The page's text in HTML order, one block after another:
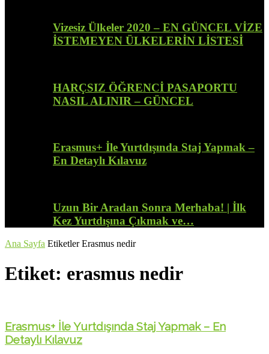
Vizesiz Ülkeler 2020 – EN GÜNCEL VİZE
İSTEMEYEN ÜLKELERİN LİSTESİ
HARÇSIZ ÖĞRENCİ PASAPORTU
NASIL ALINIR – GÜNCEL
Erasmus+ İle Yurtdışında Staj Yapmak –
En Detaylı Kılavuz
Uzun Bir Aradan Sonra Merhaba! | İlk
Kez Yurtdışına Çıkmak ve…
Ana Sayfa Etiketler Erasmus nedir
Etiket: erasmus nedir
Erasmus+ İle Yurtdışında Staj Yapmak – En
Detaylı Kılavuz